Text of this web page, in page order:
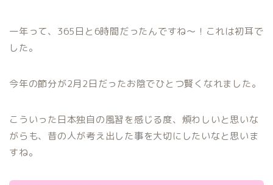
一年って、365日と6時間だったんですね〜！これは初耳で
した。
今年の節分が2月2日だったお陰でひとつ賢くなれました。
こういった日本独自の風習を感じる度、煩わしいと思いな
がらも、昔の人が考え出した事を大切にしたいなと思いま
すね。